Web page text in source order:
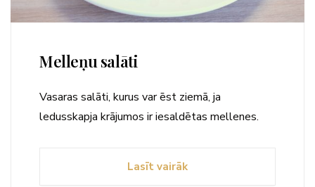
Melleņu salāti
Vasaras salāti, kurus var ēst ziemā, ja
ledusskapja krājumos ir iesaldētas mellenes.
Lasīt vairāk